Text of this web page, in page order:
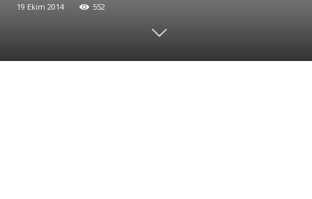
19 Ekim 2014 552